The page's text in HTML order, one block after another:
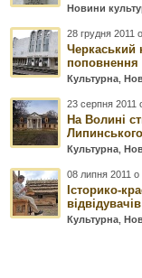
Новини
28 грудня 2011
Черкаський
поповнення
Культурна ,
23 серпня 2011
На Волині
Липинського
Культурна ,
08 липня 2011 о
Історико-
Культурна ,